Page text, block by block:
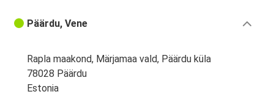
Päärdu, Vene
Rapla maakond, Märjamaa vald, Päärdu küla
78028 Päärdu
Estonia